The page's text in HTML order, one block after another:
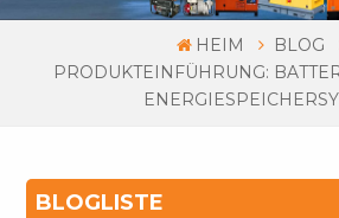
HEIM
BLOG
PRODUKTEINFÜHRUNG:
BLOGLISTE